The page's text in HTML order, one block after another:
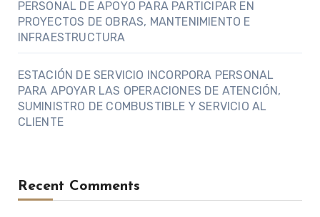
PERSONAL DE APOYO PARA PARTICIPAR EN
PROYECTOS DE OBRAS, MANTENIMIENTO E
INFRAESTRUCTURA
ESTACIÓN DE SERVICIO INCORPORA PERSONAL
PARA APOYAR LAS OPERACIONES DE ATENCIÓN,
SUMINISTRO DE COMBUSTIBLE Y SERVICIO AL
CLIENTE
Recent Comments